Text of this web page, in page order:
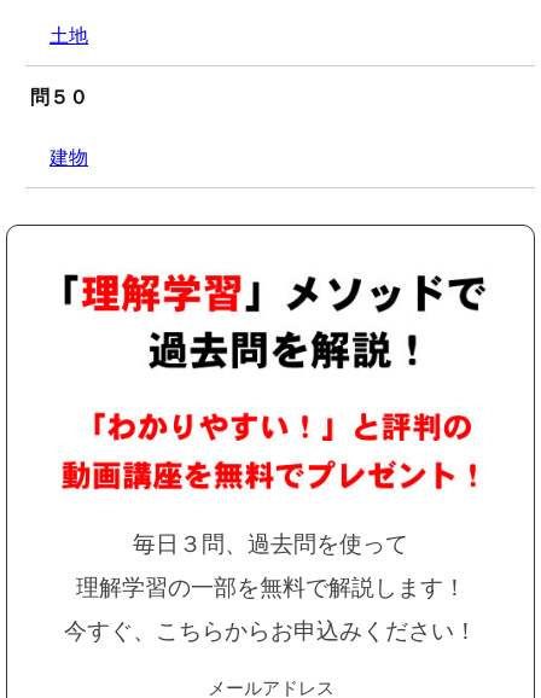
土地
問５０
建物
毎日３問、過去問を使って
理解学習の一部を無料で解説します！
今すぐ、こちらからお申込みください！
メールアドレス